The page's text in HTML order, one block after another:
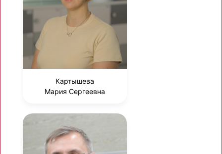
Картышева
Мария Сергеевна